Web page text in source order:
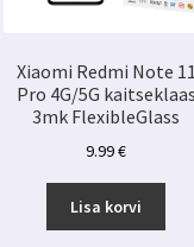
Xiaomi Redmi Note 11
Pro 4G/5G kaitseklaas
3mk FlexibleGlass
9.99€
Lisa korvi